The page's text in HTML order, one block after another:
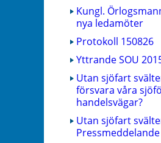
Kungl.
nya ledamöter
Protokoll 150826
Yttrande SOU
Utan sjöfart
försvara våra
handelsvägar?
Utan sjöfart
Pressmeddelande